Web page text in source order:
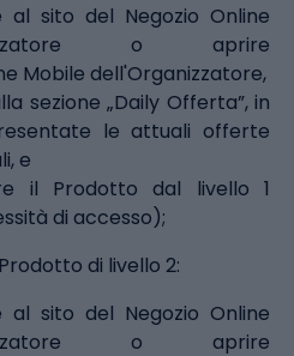
sito del Negozio Online
o aprire
Mobile dell'Organizzatore,
sezione „Daily Offerta”, in
le attuali offerte
e
il Prodotto dal livello 1
di accesso);
di livello 2:
sito del Negozio Online
o aprire